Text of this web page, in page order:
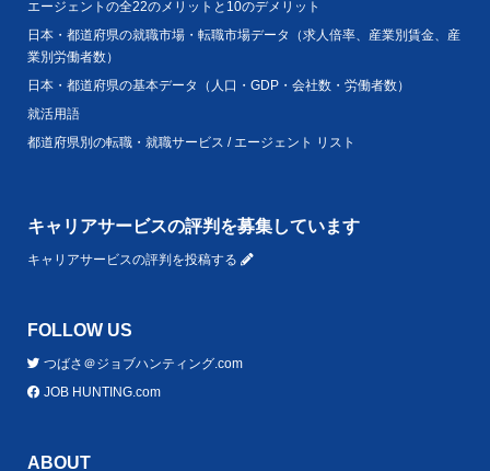
エージェントの全22のメリットと10のデメリット
日本・都道府県の就職市場・転職市場データ（求人倍率、産業別賃金、産
業別労働者数）
日本・都道府県の基本データ（人口・GDP・会社数・労働者数）
就活用語
都道府県別の転職・就職サービス / エージェント リスト
キャリアサービスの評判を募集しています
キャリアサービスの評判を投稿する
FOLLOW US
つばさ＠ジョブハンティング.com
JOB HUNTING.com
ABOUT